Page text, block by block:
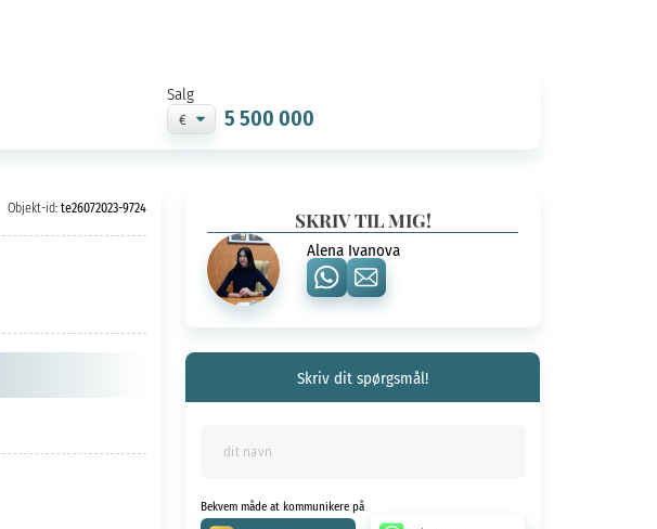
Salg
5 500 000
Objekt-id:te26072023-9724 SKRIV TIL MIG!
Alena Ivanova
Skriv dit spørgsmål!
Bekvem måde at kommunikere på